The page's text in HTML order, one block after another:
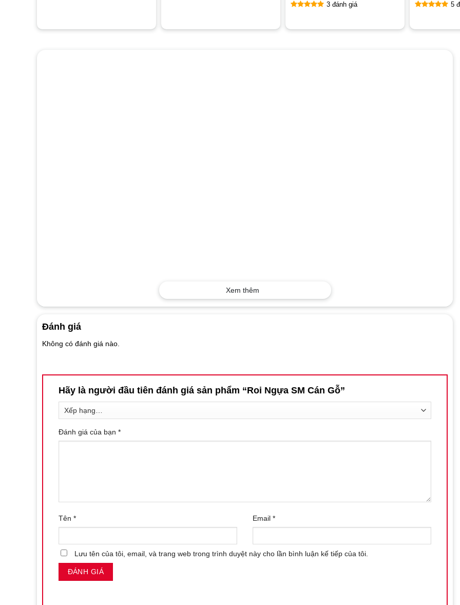
5 sao
3 đánh giá
5 sao
5
Xem thêm
Đánh giá
Không có đánh giá nào.
Hãy là người đầu tiên đánh giá sản phẩm “Roi Ngựa SM Cán Gỗ”
Đánh giá của bạn *
Tên * Email *
Lưu tên của tôi, email, và trang web trong trình duyệt này cho lần bình luận kế tiếp của tôi.